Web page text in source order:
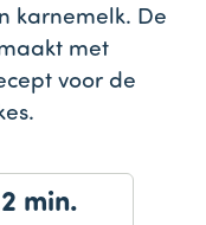
karnemelk. De
met
voor de
2 min.